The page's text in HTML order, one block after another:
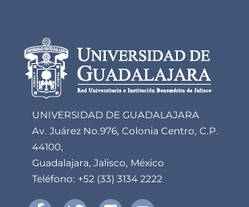
Información del
portal
UNIVERSIDAD DE GUADALAJARA
Av. Juárez No.976, Colonia Centro, C.P.
44100,
Guadalajara, Jalisco, México
Teléfono: +52 (33) 3134 2222